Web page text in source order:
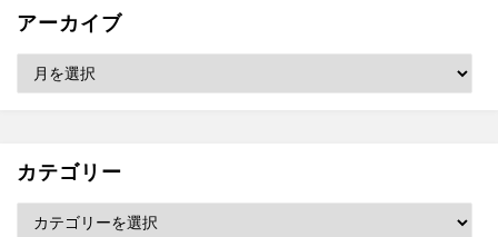
アーカイブ
ブ
カテゴリー